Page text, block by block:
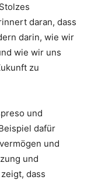
daran, dass
darin, wie wir
wie wir uns
zu
und
dafür
und
und
dass